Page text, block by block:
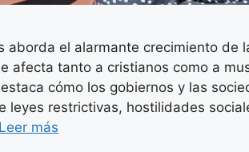
aborda el alarmante crecimiento de
afecta tanto a cristianos como a
cómo los gobiernos y las
leyes restrictivas, hostilidades
Leer más